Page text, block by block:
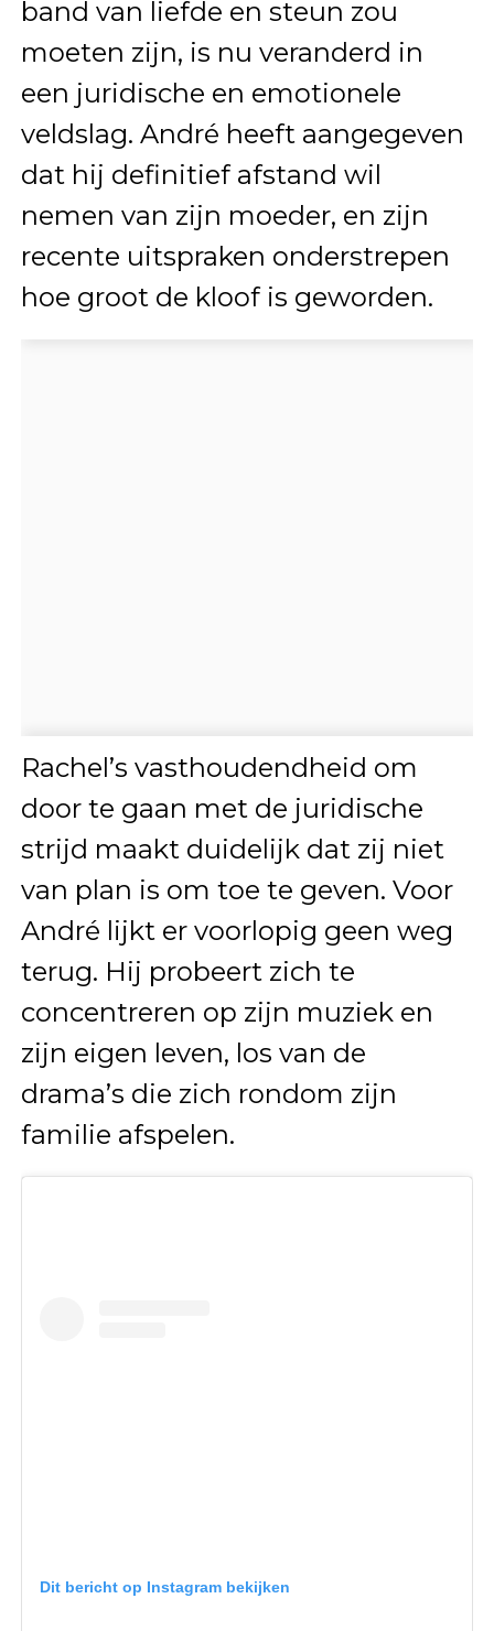
band van liefde en steun zou
moeten zijn, is nu veranderd in
een juridische en emotionele
veldslag. André heeft aangegeven
dat hij definitief afstand wil
nemen van zijn moeder, en zijn
recente uitspraken onderstrepen
hoe groot de kloof is geworden.
Rachel’s vasthoudendheid om
door te gaan met de juridische
strijd maakt duidelijk dat zij niet
van plan is om toe te geven. Voor
André lijkt er voorlopig geen weg
terug. Hij probeert zich te
concentreren op zijn muziek en
zijn eigen leven, los van de
drama’s die zich rondom zijn
familie afspelen.
Dit bericht op Instagram bekijken